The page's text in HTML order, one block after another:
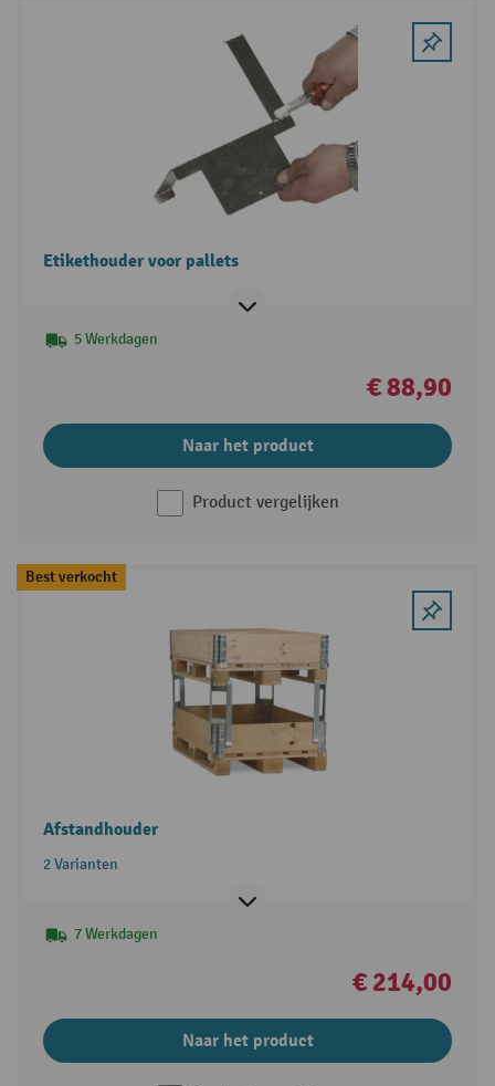
Etikethouder voor pallets
5 Werkdagen
€ 88,90
Naar het product
Product vergelijken
Best verkocht
Afstandhouder
2 Varianten
7 Werkdagen
€ 214,00
Naar het product